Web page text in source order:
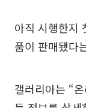
아직 시행한지
품이 판매됐다
갤러리아는 “